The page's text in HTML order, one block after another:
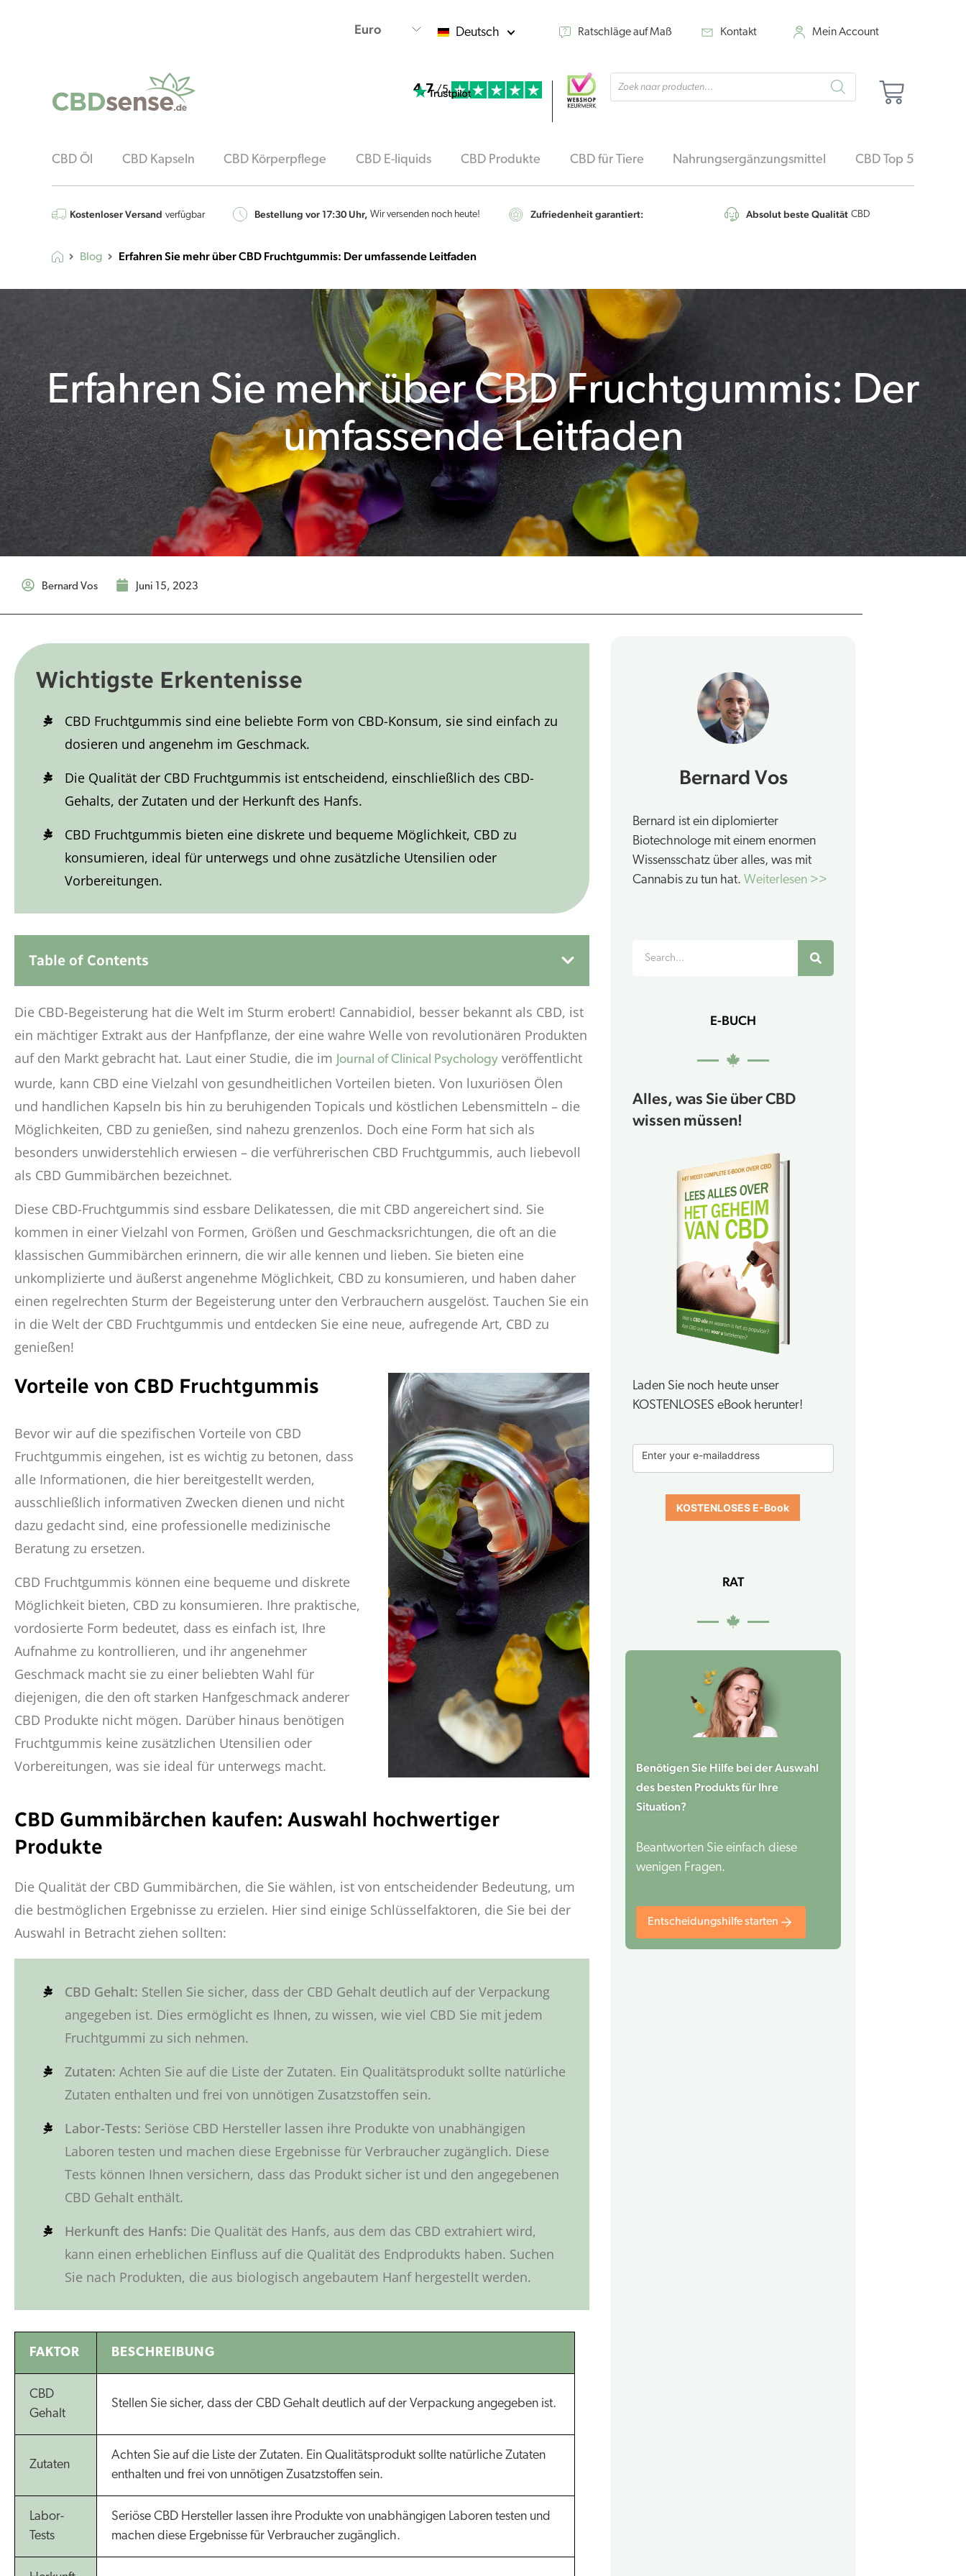
Deutsch Ratschläge auf Maß Kontakt Mein Account
4,7 /5
Products
search
CBD Öl CBD Kapseln CBD Körperpflege CBD E-liquids CBD Produkte CBD für Tiere Nahrungsergänzungsmittel CBD Top 5
Kostenloser Versand verfügbar Bestellung vor 17:30 Uhr, Wir versenden noch heute! Zufriedenheit garantiert: Absolut beste Qualität CBD
Blog Erfahren Sie mehr über CBD Fruchtgummis: Der umfassende Leitfaden
Erfahren Sie mehr über CBD Fruchtgummis: Der
umfassende Leitfaden
Bernard Vos Juni 15, 2023
Wichtigste Erkentenisse
CBD Fruchtgummis sind eine beliebte Form von CBD-Konsum, sie sind einfach zu
dosieren und angenehm im Geschmack.
Die Qualität der CBD Fruchtgummis ist entscheidend, einschließlich des CBD-
Gehalts, der Zutaten und der Herkunft des Hanfs.
CBD Fruchtgummis bieten eine diskrete und bequeme Möglichkeit, CBD zu
konsumieren, ideal für unterwegs und ohne zusätzliche Utensilien oder
Vorbereitungen.
Table of Contents
Die CBD-Begeisterung hat die Welt im Sturm erobert! Cannabidiol, besser bekannt als CBD, ist
ein mächtiger Extrakt aus der Hanfpflanze, der eine wahre Welle von revolutionären Produkten
auf den Markt gebracht hat. Laut einer Studie, die im Journal of Clinical Psychology veröffentlicht
wurde, kann CBD eine Vielzahl von gesundheitlichen Vorteilen bieten. Von luxuriösen Ölen
und handlichen Kapseln bis hin zu beruhigenden Topicals und köstlichen Lebensmitteln – die
Möglichkeiten, CBD zu genießen, sind nahezu grenzenlos. Doch eine Form hat sich als
besonders unwiderstehlich erwiesen – die verführerischen CBD Fruchtgummis, auch liebevoll
als CBD Gummibärchen bezeichnet.
Diese CBD-Fruchtgummis sind essbare Delikatessen, die mit CBD angereichert sind. Sie
kommen in einer Vielzahl von Formen, Größen und Geschmacksrichtungen, die oft an die
klassischen Gummibärchen erinnern, die wir alle kennen und lieben. Sie bieten eine
unkomplizierte und äußerst angenehme Möglichkeit, CBD zu konsumieren, und haben daher
einen regelrechten Sturm der Begeisterung unter den Verbrauchern ausgelöst. Tauchen Sie ein
in die Welt der CBD Fruchtgummis und entdecken Sie eine neue, aufregende Art, CBD zu
genießen!
Vorteile von CBD Fruchtgummis
Bevor wir auf die spezifischen Vorteile von CBD
Fruchtgummis eingehen, ist es wichtig zu betonen, dass
alle Informationen, die hier bereitgestellt werden,
ausschließlich informativen Zwecken dienen und nicht
dazu gedacht sind, eine professionelle medizinische
Beratung zu ersetzen.
CBD Fruchtgummis können eine bequeme und diskrete
Möglichkeit bieten, CBD zu konsumieren. Ihre praktische,
vordosierte Form bedeutet, dass es einfach ist, Ihre
Aufnahme zu kontrollieren, und ihr angenehmer
Geschmack macht sie zu einer beliebten Wahl für
diejenigen, die den oft starken Hanfgeschmack anderer
CBD Produkte nicht mögen. Darüber hinaus benötigen
Fruchtgummis keine zusätzlichen Utensilien oder
Vorbereitungen, was sie ideal für unterwegs macht.
CBD Gummibärchen kaufen: Auswahl hochwertiger
Produkte
Die Qualität der CBD Gummibärchen, die Sie wählen, ist von entscheidender Bedeutung, um
die bestmöglichen Ergebnisse zu erzielen. Hier sind einige Schlüsselfaktoren, die Sie bei der
Auswahl in Betracht ziehen sollten:
CBD Gehalt: Stellen Sie sicher, dass der CBD Gehalt deutlich auf der Verpackung
angegeben ist. Dies ermöglicht es Ihnen, zu wissen, wie viel CBD Sie mit jedem
Fruchtgummi zu sich nehmen.
Zutaten: Achten Sie auf die Liste der Zutaten. Ein Qualitätsprodukt sollte natürliche
Zutaten enthalten und frei von unnötigen Zusatzstoffen sein.
Labor-Tests: Seriöse CBD Hersteller lassen ihre Produkte von unabhängigen
Laboren testen und machen diese Ergebnisse für Verbraucher zugänglich. Diese
Tests können Ihnen versichern, dass das Produkt sicher ist und den angegebenen
CBD Gehalt enthält.
Herkunft des Hanfs: Die Qualität des Hanfs, aus dem das CBD extrahiert wird,
kann einen erheblichen Einfluss auf die Qualität des Endprodukts haben. Suchen
Sie nach Produkten, die aus biologisch angebautem Hanf hergestellt werden.
FAKTOR BESCHREIBUNG
CBD
Gehalt
Stellen Sie sicher, dass der CBD Gehalt deutlich auf der Verpackung angegeben ist.
Zutaten
Achten Sie auf die Liste der Zutaten. Ein Qualitätsprodukt sollte natürliche Zutaten
enthalten und frei von unnötigen Zusatzstoffen sein.
Labor-
Tests
Seriöse CBD Hersteller lassen ihre Produkte von unabhängigen Laboren testen und
machen diese Ergebnisse für Verbraucher zugänglich.
Bernard Vos
Bernard ist ein diplomierter
Biotechnologe mit einem enormen
Wissensschatz über alles, was mit
Cannabis zu tun hat. Weiterlesen >>
E-BUCH
Alles, was Sie über CBD
wissen müssen!
Laden Sie noch heute unser
KOSTENLOSES eBook herunter!
book
form
Enter your e-mailaddress
KOSTENLOSES E-Book
RAT
Benötigen Sie Hilfe bei der Auswahl
des besten Produkts für Ihre
Situation?
Beantworten Sie einfach diese
wenigen Fragen.
Entscheidungshilfe starten